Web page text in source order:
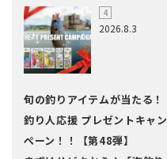
2026.8.3
旬の釣りアイテムが当たる！
釣り人応援 プレゼントキャン
ペーン！！【第48弾】